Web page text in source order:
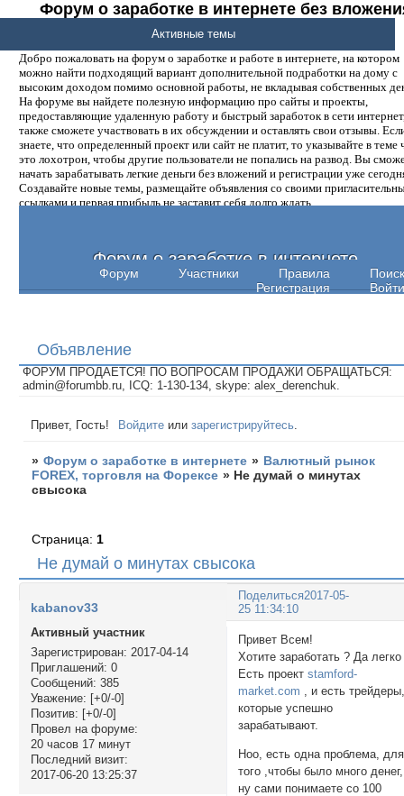
Форум о заработке в интернете без
денег.
Добро пожаловать на форум о заработке и работе в интернете, на котором
можно найти подходящий вариант дополнительной подработки на дому с
высоким доходом помимо основной работы, не вкладывая собственных
На форуме вы найдете полезную информацию про сайты и проекты,
предоставляющие удаленную работу и быстрый заработок в сети
также сможете участвовать в их обсуждении и оставлять свои отзывы.
знаете, что определенный проект или сайт не платит, то указывайте в теме
это лохотрон, чтобы другие пользователи не попались на развод. Вы
начать зарабатывать легкие деньги без вложений и регистрации уже
Создавайте новые темы, размещайте объявления со своими
ссылками и первая прибыль не заставит себя долго ждать.
Форум о заработке в интернете
Форум Участники Правила
Поиск
Регистрация
Войти
Активные темы
Объявление
ФОРУМ ПРОДАЕТСЯ! ПО ВОПРОСАМ ПРОДАЖИ ОБРАЩАТЬСЯ:
admin@forumbb.ru, ICQ: 1-130-134, skype: alex_derenchuk.
Привет, Гость! Войдите илизарегистрируйтесь
» Форум о заработке в интернете » Валютный рынок
FOREX, торговля на Форексе » Не думай о минутах
свысока
Не думай о минутах свысока
Страница: 1
Поделиться2017-05-
25 11:34:10
kabanov33
Активный участник
Зарегистрирован: 2017-04-14
Приглашений: 0
Сообщений: 385
Уважение: [+0/-0]
Позитив: [+0/-0]
Провел на форуме:
20 часов 17 минут
Последний визит:
2017-06-20 13:25:37
Привет Всем!
Хотите заработать ? Да
Есть проектstamford-
market.com , и есть
которые успешно
зарабатывают.
Ноо, есть одна проблема, для
того ,чтобы было много денег,
ну сами понимаете со 100